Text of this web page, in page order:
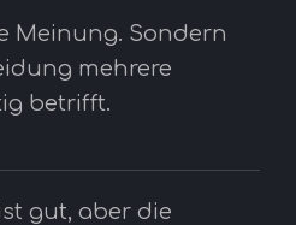
Meinung. Sondern
mehrere
betrifft.
gut, aber die